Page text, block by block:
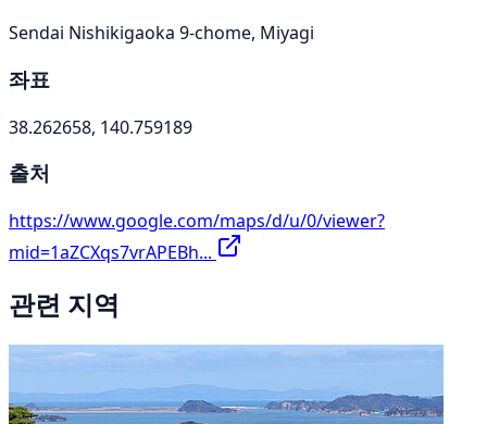
Sendai Nishikigaoka 9-chome, Miyagi
좌표
38.262658, 140.759189
출처
https://www.google.com/maps/d/u/0/viewer?
mid=1aZCXqs7vrAPEBh...
관련 지역